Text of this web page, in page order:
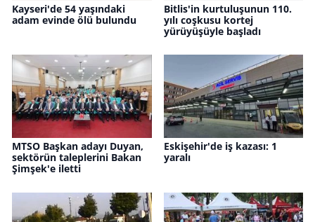
Kayseri'de 54 yaşındaki
adam evinde ölü bulundu
Bitlis'in kurtuluşunun 110.
yılı coşkusu kortej
yürüyüşüyle başladı
MTSO Başkan adayı Duyan,
sektörün taleplerini Bakan
Şimşek'e iletti
Eskişehir'de iş kazası: 1
yaralı